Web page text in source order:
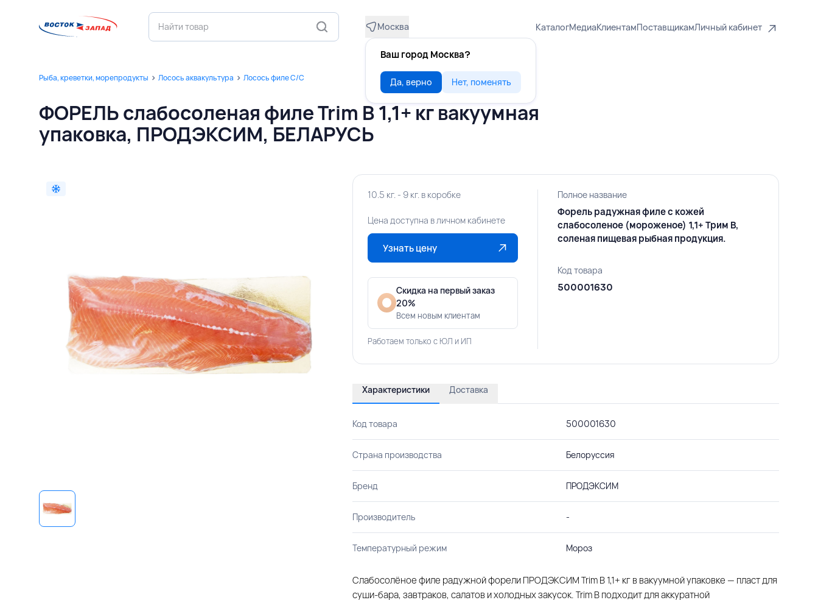
Москва
Ваш город Москва?
Да, верно Нет, поменять
КаталогМедиаКлиентамПоставщикамЛичный кабинет
Рыба, креветки, морепродукты Лосось аквакультура Лосось филе С/С
ФОРЕЛЬ слабосоленая филе Trim B 1,1+ кг вакуумная
упаковка, ПРОДЭКСИМ, БЕЛАРУСЬ
10.5 кг. - 9 кг. в коробке
Цена доступна в личном кабинете
Узнать цену
Скидка на первый заказ
20%
Всем новым клиентам
Работаем только с ЮЛ и ИП
Полное название
Форель радужная филе с кожей
слабосоленое (мороженое) 1,1+ Трим В,
соленая пищевая рыбная продукция.
Код товара
500001630
Характеристики Доставка
Код товара 500001630
Страна производства Белоруссия
Бренд ПРОДЭКСИМ
Производитель -
Температурный режим Мороз
Слабосолёное филе радужной форели ПРОДЭКСИМ Trim B 1,1+ кг в вакуумной упаковке — пласт для
суши-бара, завтраков, салатов и холодных закусок. Trim B подходит для аккуратной